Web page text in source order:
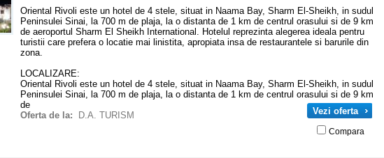
Oriental Rivoli este un hotel de 4 stele, situat in Naama Bay, Sharm El-Sheikh, in sudul
Peninsulei Sinai, la 700 m de plaja, la o distanta de 1 km de centrul orasului si de 9 km
de aeroportul Sharm El Sheikh International. Hotelul reprezinta alegerea ideala pentru
turistii care prefera o locatie mai linistita, apropiata insa de restaurantele si barurile din
zona.
LOCALIZARE:
Oriental Rivoli este un hotel de 4 stele, situat in Naama Bay, Sharm El-Sheikh, in sudul
Peninsulei Sinai, la 700 m de plaja, la o distanta de 1 km de centrul orasului si de 9 km
de
Vezi oferta
Compara
Oferta de la: D.A. TURISM